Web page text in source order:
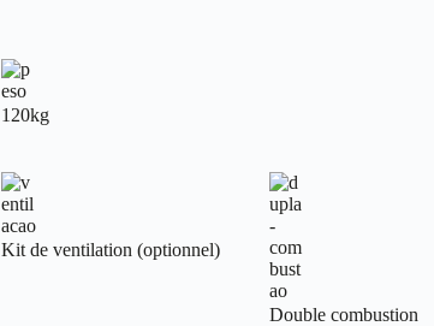
120kg
Kit de ventilation (optionnel)
Double combustion